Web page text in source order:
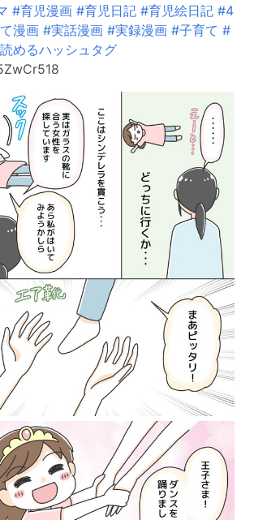
#育児漫画 #育児日記 #育児絵日記 #4
漫画 #実話漫画 #実録漫画 #子育て #
めるハッシュタグ